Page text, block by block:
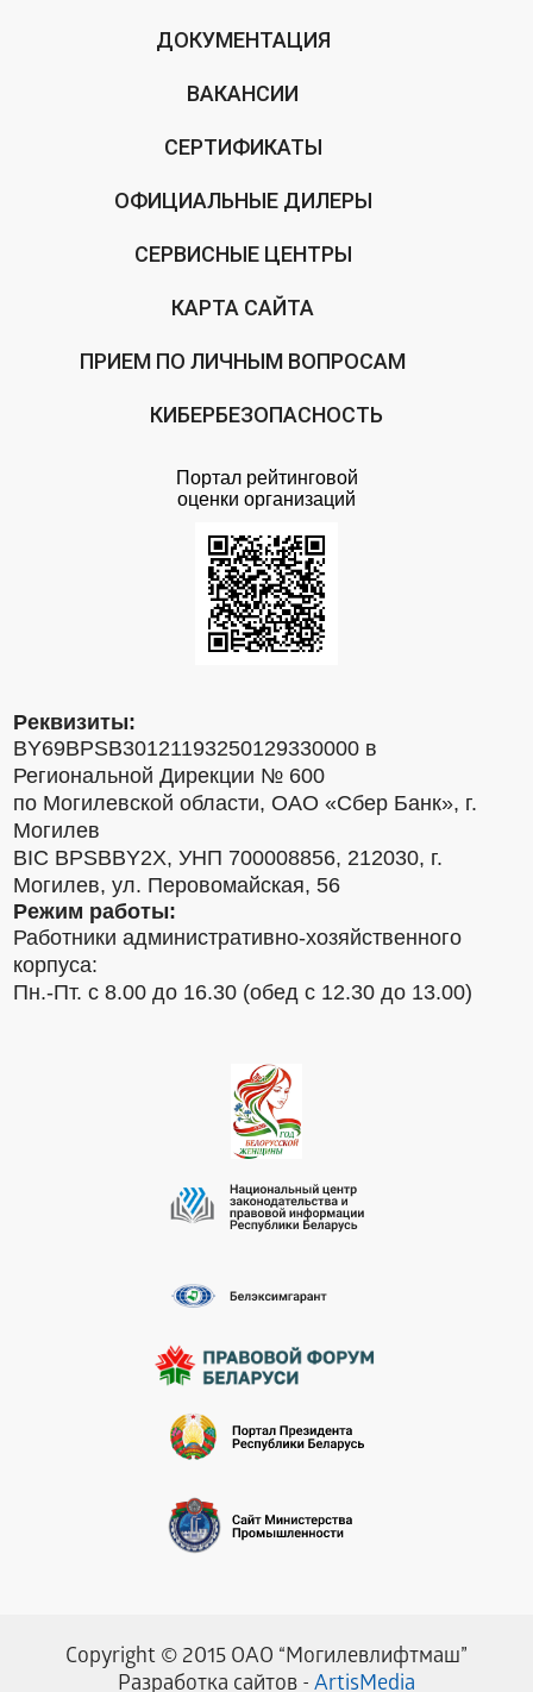
ДОКУМЕНТАЦИЯ
ВАКАНСИИ
СЕРТИФИКАТЫ
ОФИЦИАЛЬНЫЕ ДИЛЕРЫ
СЕРВИСНЫЕ ЦЕНТРЫ
КАРТА САЙТА
ПРИЕМ ПО ЛИЧНЫМ ВОПРОСАМ
КИБЕРБЕЗОПАСНОСТЬ
Портал рейтинговой
оценки организаций
Реквизиты:
BY69BPSB30121193250129330000 в
Региональной Дирекции № 600
по Могилевской области, ОАО «Сбер Банк», г.
Могилев
BIC BPSBBY2X, УНП 700008856, 212030, г.
Могилев, ул. Перовомайская, 56
Режим работы:
Работники административно-хозяйственного
корпуса:
Пн.-Пт. с 8.00 до 16.30 (обед с 12.30 до 13.00)
Разработка сайтов - ArtisMedia
Copyright © 2015 ОАО “Могилевлифтмаш”